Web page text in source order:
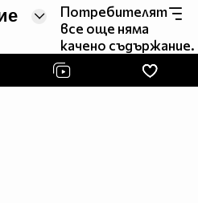
Потребителят
все още няма
качено съдържание.